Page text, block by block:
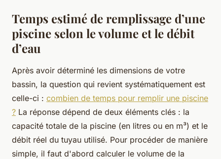
Temps estimé de remplissage d’une
piscine selon le volume et le débit
d’eau
Après avoir déterminé les dimensions de votre
bassin, la question qui revient systématiquement est
celle-ci : combien de temps pour remplir une piscine
? La réponse dépend de deux éléments clés : la
capacité totale de la piscine (en litres ou en m³) et le
débit réel du tuyau utilisé. Pour procéder de manière
simple, il faut d'abord calculer le volume de la